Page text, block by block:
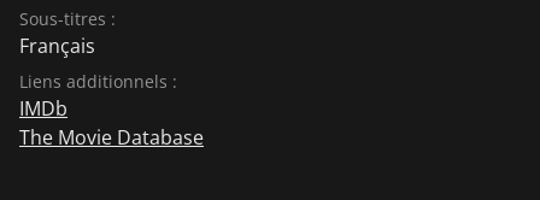
Sous-titres :
Français
Liens additionnels :
IMDb
The Movie Database